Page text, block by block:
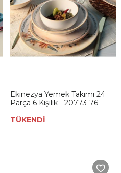
Ekinezya Yemek Takımı 24
Parça 6 Kişilik - 20773-76
TÜKENDİ